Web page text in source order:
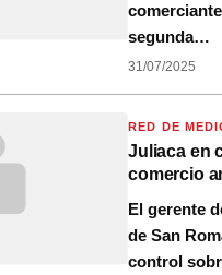
segunda…
31/07/2025
RED DE
Juliaca en
comercio
El gerente
de San
control